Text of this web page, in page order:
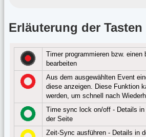
Erläuterung der Tasten
Timer programmieren bzw. einen
bearbeiten
Aus dem ausgewählten Event
diese anzeigen. Diese Funktion
werden, um schnell nach
Time sync lock on/off - Details
der Seite
Zeit-Sync ausführen - Details in